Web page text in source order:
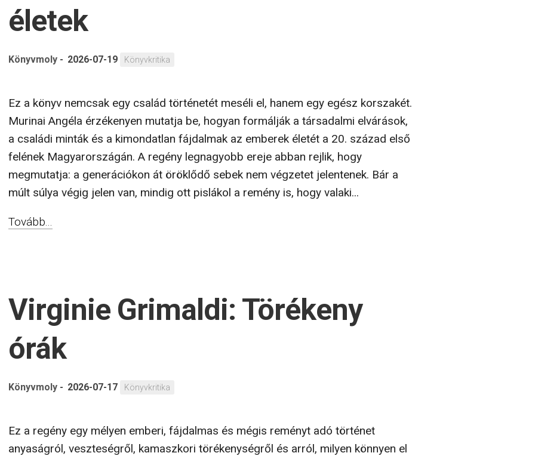
életek
Könyvmoly - 2026-07-19 Könyvkritika
Ez a könyv nemcsak egy család történetét meséli el, hanem egy egész korszakét.
Murinai Angéla érzékenyen mutatja be, hogyan formálják a társadalmi elvárások,
a családi minták és a kimondatlan fájdalmak az emberek életét a 20. század első
felének Magyarországán. A regény legnagyobb ereje abban rejlik, hogy
megmutatja: a generációkon át öröklődő sebek nem végzetet jelentenek. Bár a
múlt súlya végig jelen van, mindig ott pislákol a remény is, hogy valaki...
Tovább...
Virginie Grimaldi: Törékeny
órák
Könyvmoly - 2026-07-17 Könyvkritika
Ez a regény egy mélyen emberi, fájdalmas és mégis
reményt adó történet anyaságról, veszteségről, kamaszkori